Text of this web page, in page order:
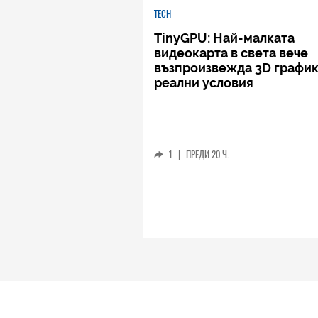
TECH
TinyGPU: Най-малката
видеокарта в света вече
възпроизвежда 3D
реални условия
1 | ПРЕДИ 20 Ч.